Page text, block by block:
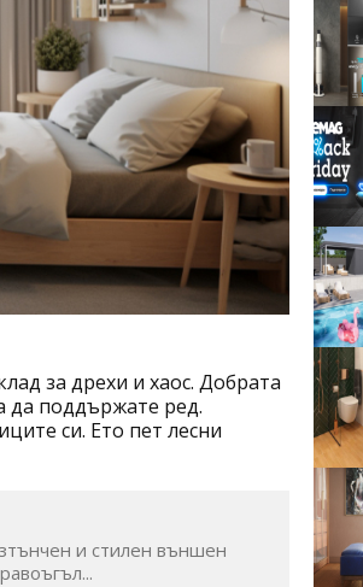
за дрехи и хаос. Добрата
да поддържате ред.
си. Ето пет лесни
и стилен външен